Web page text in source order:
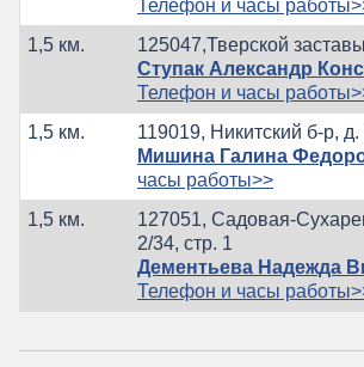
Телефон и часы
1,5 км.
125047,Тверской
Ступак Александр
Телефон и часы
1,5 км.
119019, Никитский б-р, д.
Мишина Галина
часы работы>>
1,5 км.
127051, Садовая-
2/34, стр. 1
Дементьева Надежда
Телефон и часы